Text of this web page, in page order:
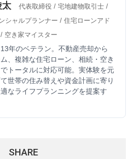
太
代表取締役 / 宅地建物取引士 /
シャルプランナー / 住宅ローンアド
空き家マイスター
年のベテラン。不動産売却から
、複雑な住宅ローン、相続・空き
トータルに対応可能。実体験を元
世帯の住み替えや資金計画に寄り
なライフプランニングを提案す
SHARE